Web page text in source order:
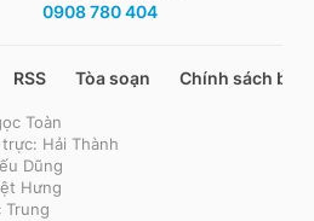
0908 780 404
RSS Tòa soạn Chính sách bảo
Toàn
Hải Thành
Dũng
Hưng
Trung